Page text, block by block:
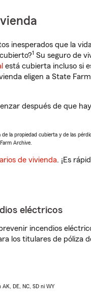
inesperados que la
1 Su seguro de
está cubierta incluso si
eligen a State
después de que
la propiedad cubierta y de las
Archive.
de vivienda. ¡Es
eléctricos
incendios
los titulares de
DE, NC, SD ni WY